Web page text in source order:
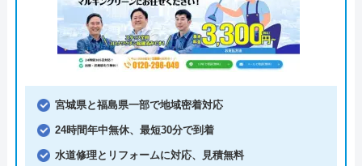
宮城県と福島県一部で地域密着対応
24時間年中無休、最短30分で到着
水道修理とリフォームに対応、見積無料